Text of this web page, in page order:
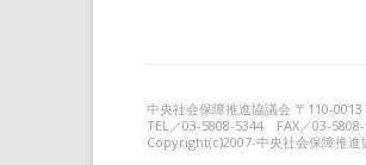
中央社会保障推進協議会 〒110-
TEL／03-5808-5344 FAX／03-
Copyright(c)2007-中央社会保障推